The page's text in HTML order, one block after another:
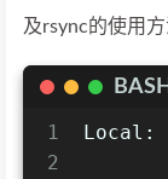
及rsync的使用
BASH
1
2
Local: